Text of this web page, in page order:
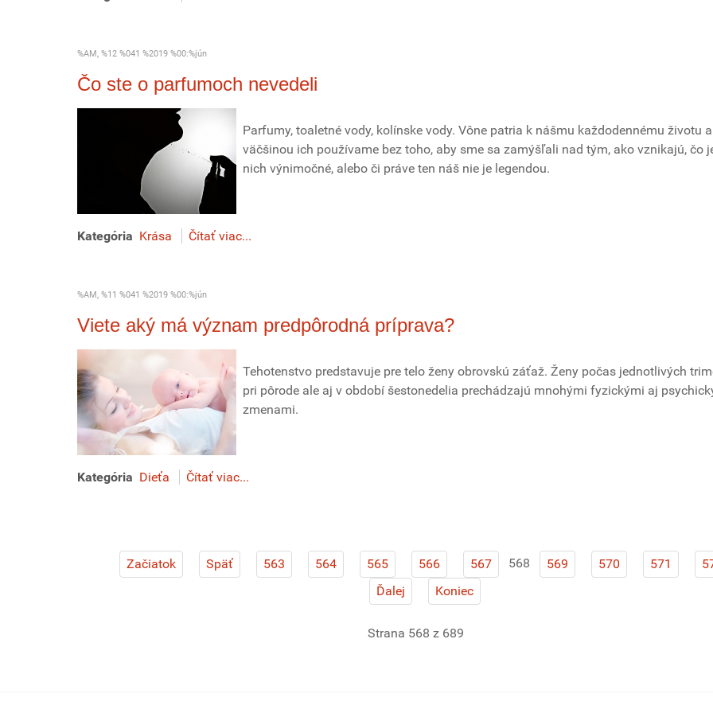
%AM, %12 %041 %2019 %00:%jún
Čo ste o parfumoch nevedeli
Parfumy, toaletné vody, kolínske vody. Vône patria k nášmu každodennému životu a
väčšinou ich používame bez toho, aby sme sa zamýšľali nad tým, ako vznikajú, čo
nich výnimočné, alebo či práve ten náš nie je legendou.
Kategória Krása Čítať viac...
%AM, %11 %041 %2019 %00:%jún
Viete aký má význam predpôrodná príprava?
Tehotenstvo predstavuje pre telo ženy obrovskú záťaž. Ženy počas jednotlivých
pri pôrode ale aj v období šestonedelia prechádzajú mnohými fyzickými aj
zmenami.
Kategória Dieťa Čítať viac...
Začiatok Späť 563 564 565 566 567 568 569 570 571
Ďalej
Koniec
Strana 568 z 689